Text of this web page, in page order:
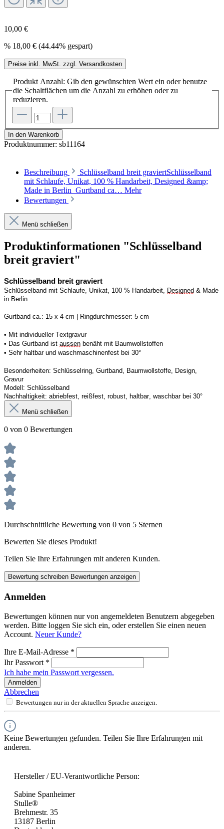
10,00 €
% 18,00 € (44.44% gespart)
Preise inkl. MwSt. zzgl. Versandkosten
Produkt Anzahl: Gib den gewünschten Wert ein oder benutze
die Schaltflächen um die Anzahl zu erhöhen oder zu
reduzieren.
In den Warenkorb
Produktnummer: sb11164
Beschreibung
Schlüsselband breit graviertSchlüsselband
mit Schlaufe, Unikat, 100 % Handarbeit, Designed &amp;
Made in Berlin Gurtband ca… Mehr
Bewertungen
Menü schließen
Produktinformationen "Schlüsselband
breit graviert"
Schlüsselband breit graviert
Schlüsselband mit Schlaufe, Unikat, 100 % Handarbeit, Designed & Made
in Berlin
Gurtband ca.: 15 x 4 cm | Ringdurchmesser: 5 cm
• Mit individueller Textgravur
• Das Gurtband ist aussen benäht mit Baumwollstoffen
• Sehr haltbar und waschmaschinenfest bei 30°
Besonderheiten: Schlüsselring, Gurtband, Baumwollstoffe, Design,
Gravur
Modell: Schlüsselband
Nachhaltigkeit: abriebfest, reißfest, robust, haltbar, waschbar bei 30°
Menü schließen
0 von 0 Bewertungen
Durchschnittliche Bewertung von 0 von 5 Sternen
Bewerten Sie dieses Produkt!
Teilen Sie Ihre Erfahrungen mit anderen Kunden.
Bewertung schreiben Bewertungen anzeigen
Anmelden
Bewertungen können nur von angemeldeten Benutzern abgegeben
werden. Bitte loggen Sie sich ein, oder erstellen Sie einen neuen
Account. Neuer Kunde?
Ihre E-Mail-Adresse *
Ihr Passwort *
Ich habe mein Passwort vergessen.
Anmelden
Abbrechen
Bewertungen nur in der aktuellen Sprache anzeigen.
Keine Bewertungen gefunden. Teilen Sie Ihre Erfahrungen mit
anderen.
Hersteller / EU-Verantwortliche Person:
Sabine Spanheimer
Stulle®
Brehmestr. 35
13187 Berlin